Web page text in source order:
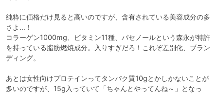
純粋に価格だけ見ると高いのですが、含有されている美容成分の多
さよ…！
コラーゲン1000mg、ビタミン11種、パセノールという森永が特許
を持っている脂肪燃焼成分。入りすぎだろ！これぞ差別化、ブラン
ディング。
あとは女性向けプロテインってタンパク質10gとかしかないことが
多いのですが、15g入っていて「ちゃんとやってんね～」となっ